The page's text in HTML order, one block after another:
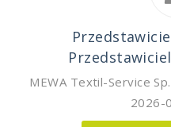
MEWA Textil-Service
2026-